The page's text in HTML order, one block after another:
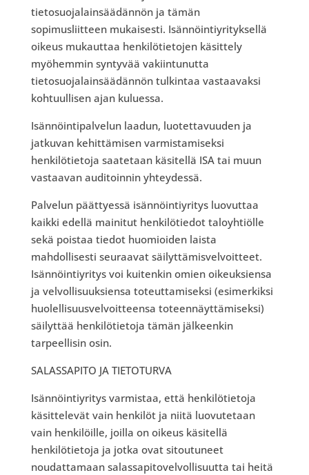
tietosuojalainsäädännön ja tämän
sopimusliitteen mukaisesti. Isännöintiyrityksellä
oikeus mukauttaa henkilötietojen käsittely
myöhemmin syntyvää vakiintunutta
tietosuojalainsäädännön tulkintaa vastaavaksi
kohtuullisen ajan kuluessa.
Isännöintipalvelun laadun, luotettavuuden ja
jatkuvan kehittämisen varmistamiseksi
henkilötietoja saatetaan käsitellä ISA tai muun
vastaavan auditoinnin yhteydessä.
Palvelun päättyessä isännöintiyritys luovuttaa
kaikki edellä mainitut henkilötiedot taloyhtiölle
sekä poistaa tiedot huomioiden laista
mahdollisesti seuraavat säilyttämisvelvoitteet.
Isännöintiyritys voi kuitenkin omien oikeuksiensa
ja velvollisuuksiensa toteuttamiseksi (esimerkiksi
huolellisuusvelvoitteensa toteennäyttämiseksi)
säilyttää henkilötietoja tämän jälkeenkin
tarpeellisin osin.
SALASSAPITO JA TIETOTURVA
Isännöintiyritys varmistaa, että henkilötietoja
käsittelevät vain henkilöt ja niitä luovutetaan
vain henkilöille, joilla on oikeus käsitellä
henkilötietoja ja jotka ovat sitoutuneet
noudattamaan salassapitovelvollisuutta tai heitä